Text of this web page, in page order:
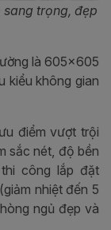
sang trọng, đẹp
là 605x605
kiểu không gian
điểm vượt trội
sắc nét, độ bền
công lắp đặt
nhiệt đến 5
ngủ đẹp và